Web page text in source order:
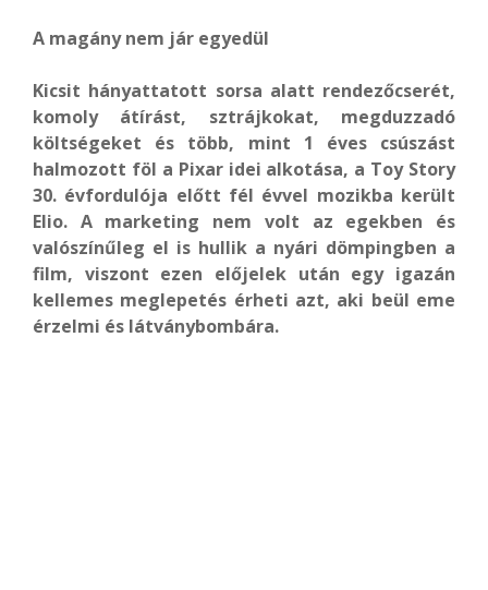
A magány nem jár egyedül
Kicsit hányattatott sorsa alatt rendezőcserét,
komoly átírást, sztrájkokat, megduzzadó
költségeket és több, mint 1 éves csúszást
halmozott föl a Pixar idei alkotása, a Toy Story
30. évfordulója előtt fél évvel mozikba került
Elio. A marketing nem volt az egekben és
valószínűleg el is hullik a nyári dömpingben a
film, viszont ezen előjelek után egy igazán
kellemes meglepetés érheti azt, aki beül eme
érzelmi és látványbombára.